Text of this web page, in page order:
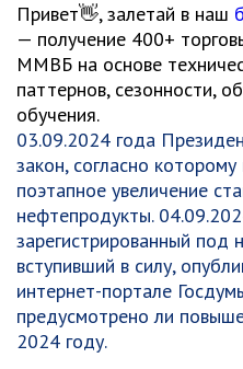
Привет👋, залетай в наш
— получение 400+
ММВБ на основе
паттернов, сезонности,
обучения.
03.09.2024 года
закон, согласно
поэтапное увеличение
нефтепродукты.
зарегистрированный
вступивший в силу,
интернет-портале
предусмотрено ли
2024 году.